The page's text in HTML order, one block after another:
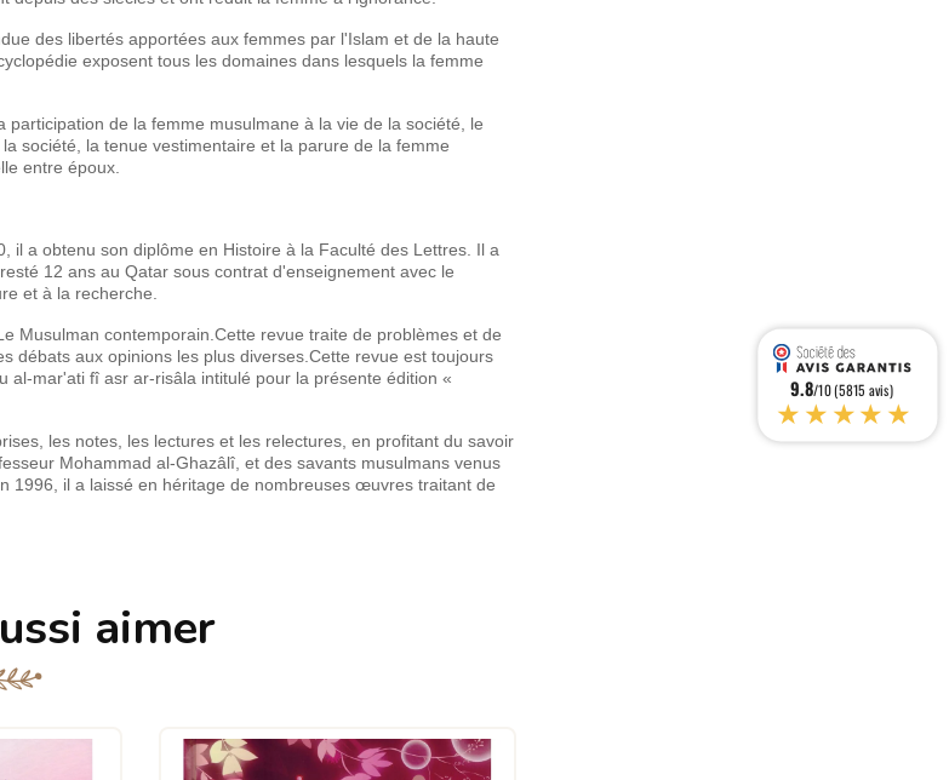
des libertés apportées aux femmes par l'Islam et de la haute
exposent tous les domaines dans lesquels la femme
de la femme musulmane à la vie de la société, le
société, la tenue vestimentaire et la parure de la femme
entre époux.
il a obtenu son diplôme en Histoire à la Faculté des Lettres. Il a
12 ans au Qatar sous contrat d'enseignement avec le
et à la recherche.
Musulman contemporain.Cette revue traite de problèmes et de
débats aux opinions les plus diverses.Cette revue est toujours
al-mar'ati fî asr ar-risâla intitulé pour la présente édition «
les notes, les lectures et les relectures, en profitant du savoir
Mohammad al-Ghazâlî, et des savants musulmans venus
1996, il a laissé en héritage de nombreuses œuvres traitant de
aimer
9.8/10 (5815 avis)
★★★★★